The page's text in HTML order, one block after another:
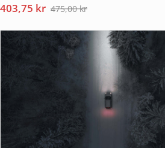
475,00kr
Det
priset
475,00 kr.
403,75 kr
Det
priset
403,75 kr.